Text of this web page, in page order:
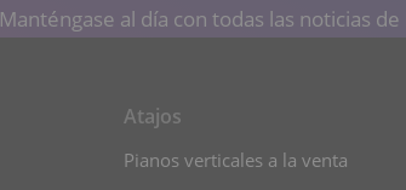
Manténgase al día con todas las noticias de
Atajos
Pianos verticales a la venta